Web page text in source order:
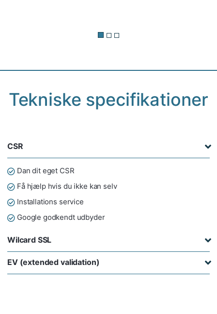
Tekniske specifikationer
CSR
Dan dit eget CSR
Få hjælp hvis du ikke kan selv
Installations service
Google godkendt udbyder
Wilcard SSL
EV (extended validation)